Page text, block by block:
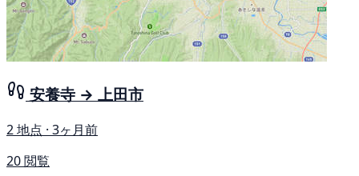
安養寺 → 上田市
2 地点 · 3ヶ月前
20 閲覧